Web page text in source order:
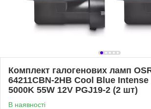
Комплект галогенових ламп
64211CBN-2HB Cool Blue Intense
5000K 55W 12V PGJ19-2 (2 шт)
В наявності